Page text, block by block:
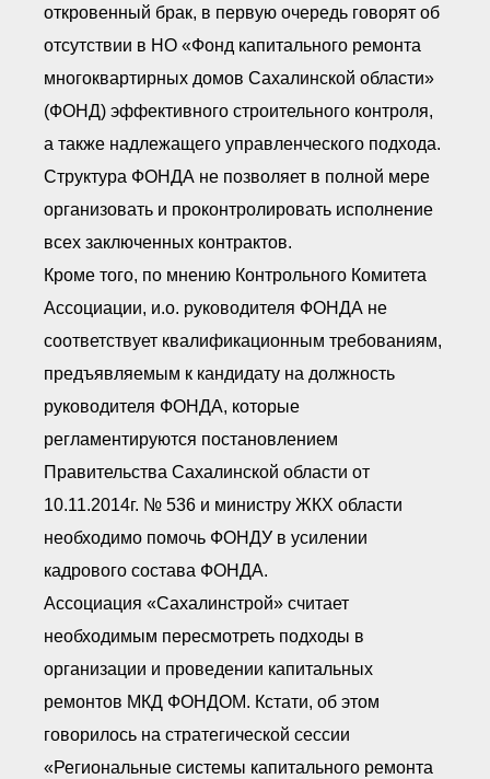
откровенный брак, в первую очередь говорят об
отсутствии в НО «Фонд капитального ремонта
многоквартирных домов Сахалинской области»
(ФОНД) эффективного строительного контроля,
а также надлежащего управленческого подхода.
Структура ФОНДА не позволяет в полной мере
организовать и проконтролировать исполнение
всех заключенных контрактов.
Кроме того, по мнению Контрольного Комитета
Ассоциации, и.о. руководителя ФОНДА не
соответствует квалификационным требованиям,
предъявляемым к кандидату на должность
руководителя ФОНДА, которые
регламентируются постановлением
Правительства Сахалинской области от
10.11.2014г. № 536 и министру ЖКХ области
необходимо помочь ФОНДУ в усилении
кадрового состава ФОНДА.
Ассоциация «Сахалинстрой» считает
необходимым пересмотреть подходы в
организации и проведении капитальных
ремонтов МКД ФОНДОМ. Кстати, об этом
говорилось на стратегической сессии
«Региональные системы капитального ремонта